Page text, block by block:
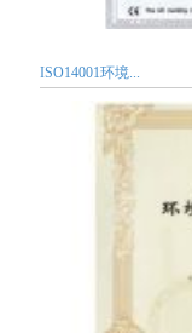
ISO14001环境...